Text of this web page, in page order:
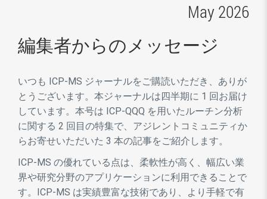
May 2026
編集者からのメッセージ
いつも ICP-MS ジャーナルをご購読いただき、ありが
とうございます。本ジャーナルは四半期に 1 回お届け
しています。本号は ICP-QQQ を用いたルーチン分析
に関する 2 回目の特集で、アジレントコミュニティか
らお寄せいただいた 3 本の記事をご紹介します。
ICP-MS の優れている点は、柔軟性が高く、幅広い業
界や研究分野のアプリケーションに利用できることで
す。ICP-MS は実績豊富な技術であり、より手軽で有